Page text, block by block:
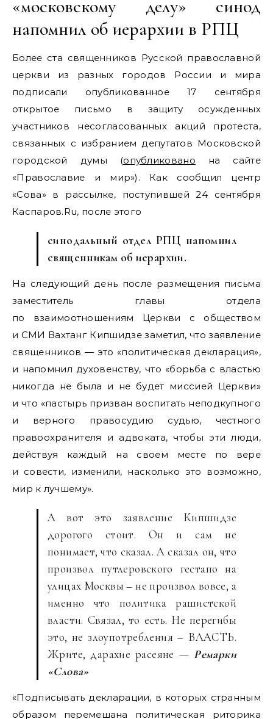
«московскому делу» синод
напомнил об иерархии в РПЦ
Более ста священников Русской православной
церкви из разных городов России и мира
подписали опубликованное 17 сентября
открытое письмо в защиту осужденных
участников несогласованных акций протеста,
связанных с избранием депутатов Московской
городской думы (опубликовано на сайте
«Православие и мир»). Как сообщил центр
«Сова» в рассылке, поступившей 24 сентября
Каспаров.Ru, после этого
синодальный отдел РПЦ напомнил
священникам об иерархии.
На следующий день после размещения письма
заместитель главы отдела
по взаимоотношениям Церкви с обществом
и СМИ Вахтанг Кипшидзе заметил, что заявление
священников — это «политическая декларация»,
и напомнил духовенству, что «борьба с властью
никогда не была и не будет миссией Церкви»
и что «пастырь призван воспитать неподкупного
и верного правосудию судью, честного
правоохранителя и адвоката, чтобы эти люди,
действуя каждый на своем месте по вере
и совести, изменили, насколько это возможно,
мир к лучшему».
А вот это заявление Кипшидзе
дорогого стоит. Он и сам не
понимает, что сказал. А сказал он, что
произвол путлеровского гестапо на
улицах Москвы – не произвол вовсе, а
именно что политика рашистской
власти. Связал, то есть. Не перегибы
это, не злоупотребления – ВЛАСТЬ.
Жрите, дарахие расеяне — Ремарки
«Слова»
«Подписывать декларации, в которых странным
образом перемешана политическая риторика